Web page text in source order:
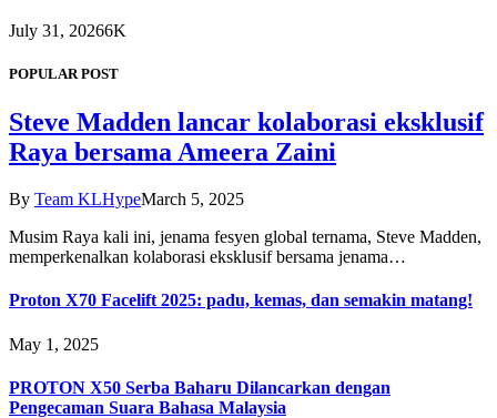
July 31, 20266K
POPULAR POST
Steve Madden lancar kolaborasi eksklusif
Raya bersama Ameera Zaini
By Team KLHypeMarch 5, 2025
Musim Raya kali ini, jenama fesyen global ternama, Steve Madden,
memperkenalkan kolaborasi eksklusif bersama jenama…
Proton X70 Facelift 2025: padu, kemas, dan semakin matang!
May 1, 2025
PROTON X50 Serba Baharu Dilancarkan dengan
Pengecaman Suara Bahasa Malaysia